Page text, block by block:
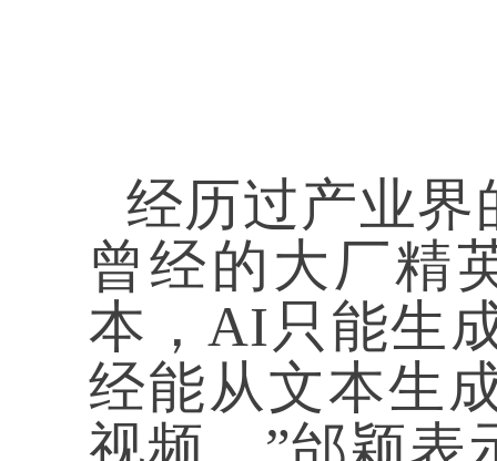
经历过产业界
曾经的大厂精
本，AI只能生
经能从文本生